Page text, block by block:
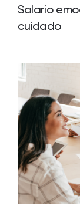
Salario
cuidado